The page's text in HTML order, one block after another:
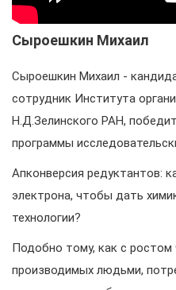
Сыроешкин Михаил
Сыроешкин Михаил -
сотрудник Института
Н.Д.Зелинского РАН,
программы
Апконверсия редуктантов:
электрона, чтобы дать
технологии?
Подобно тому, как с ростом
производимых людьми,